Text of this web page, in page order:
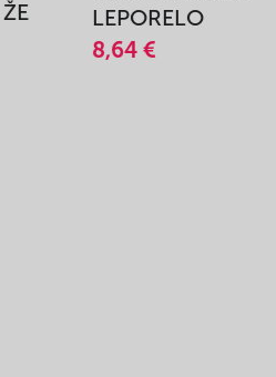
Z KAŽDÉHO ROŽKA
TROŠKA - TVRDÁ VÄZBA